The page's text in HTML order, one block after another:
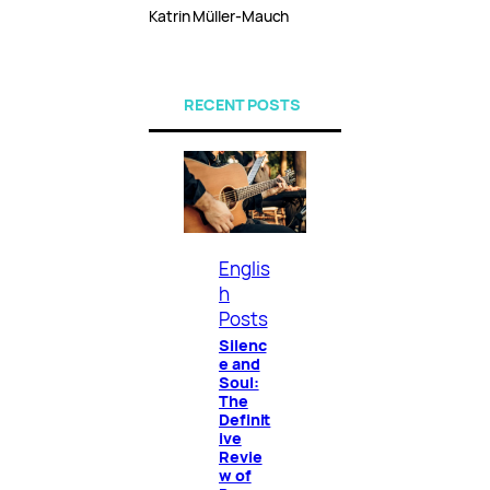
Katrin Müller-Mauch
RECENT POSTS
Englis
h
Posts
Silenc
e and
Soul:
The
Definit
ive
Revie
w of